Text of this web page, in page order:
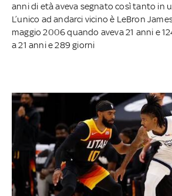
anni di età aveva segnato così tanto in
L’unico ad andarci vicino è LeBron
maggio 2006 quando aveva 21 anni e
a 21 anni e 289 giorni